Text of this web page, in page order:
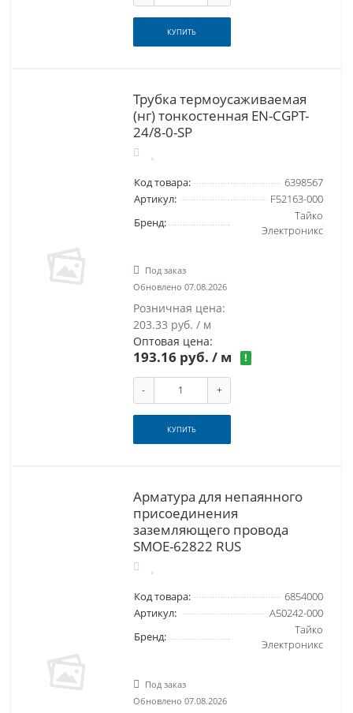
КУПИТЬ
Трубка термоусаживаемая
(нг) тонкостенная EN-CGPT-
24/8-0-SP
Код товара:
6398567
Артикул:
F52163-000
Бренд:
Тайко
Электроникс
Под заказ
Обновлено 07.08.2026
Розничная цена:
203.33 руб. / м
Оптовая цена:
193.16 руб. / м !
- +
КУПИТЬ
Арматура для непаянного
присоединения
заземляющего провода
SMOE-62822 RUS
Код товара:
6854000
Артикул:
A50242-000
Бренд:
Тайко
Электроникс
Под заказ
Обновлено 07.08.2026